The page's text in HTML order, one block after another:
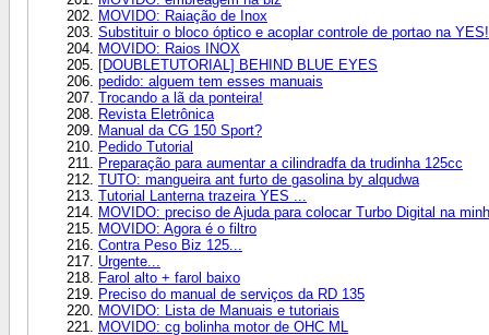
MOVIDO: Raiação de Inox
Substituir o bloco óptico e acoplar controle de portao na YES!
MOVIDO: Raios INOX
[DOUBLETUTORIAL] BEHIND BLUE EYES
pedido: alguem tem esses manuais
Trocando a lã da ponteira!
Revista Eletrônica
Manual da CG 150 Sport?
Pedido Tutorial
Preparação para aumentar a cilindradfa da trudinha 125cc
TUTO: mangueira ant furto de gasolina by alqudwa
Tutorial Lanterna trazeira YES ...
MOVIDO: preciso de Ajuda para colocar Turbo Digital na
MOVIDO: Agora é o filtro
Contra Peso Biz 125...
Urgente...
Farol alto + farol baixo
Preciso do manual de serviços da RD 135
MOVIDO: Lista de Manuais e tutoriais
MOVIDO: cg bolinha motor de OHC ML